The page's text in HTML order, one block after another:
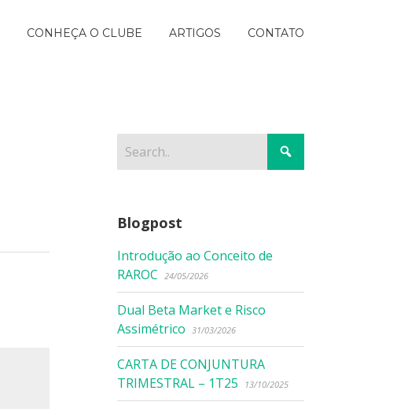
CONHEÇA O CLUBE ARTIGOS CONTATO
Blogpost
Introdução ao Conceito de
RAROC
24/05/2026
Dual Beta Market e Risco
Assimétrico
31/03/2026
CARTA DE CONJUNTURA
TRIMESTRAL – 1T25
13/10/2025